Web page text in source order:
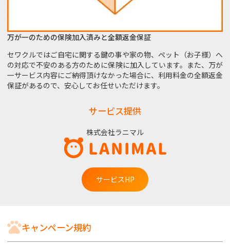
万が一のための保険加入済みと全額返金保証
セワクルではご自宅に関する鍵の事や家の物、ペット（お子様）へ
の対応で不安のある方のために保険に加入しています。また、万が
一サービス内容にご納得頂けなかった場合に、利用料金の全額返金
保証があるので、安心してお任せいただけます。
サービス提供
株式会社ラニマル
サービスHP
キャンペーン規約